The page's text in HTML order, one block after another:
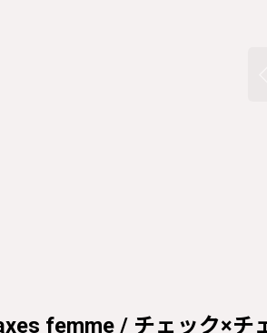
axes femme / チェック×